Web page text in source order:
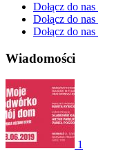
Dołącz do nas
Dołącz do nas
Dołącz do nas
Wiadomości
1